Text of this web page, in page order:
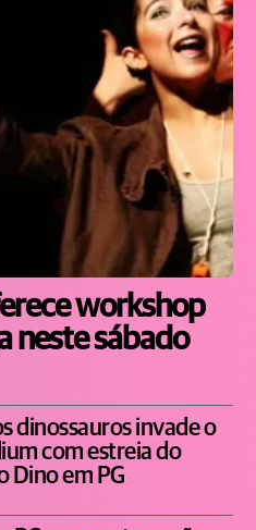
workshop
neste sábado
dinossauros invade o
com estreia do
Dino em PG